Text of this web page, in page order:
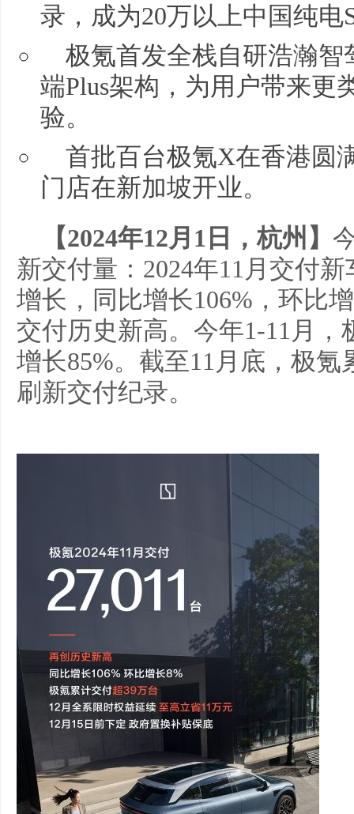
录，成为20万以上中国纯电
极氪首发全栈自研浩瀚智
端Plus架构，为用户带来更
验。
首批百台极氪X在香港圆
门店在新加坡开业。
【2024年12月1日，杭州】
新交付量：2024年11月交付
增长，同比增长106%，环比
交付历史新高。今年1-11月，
增长85%。截至11月底，极
刷新交付纪录。